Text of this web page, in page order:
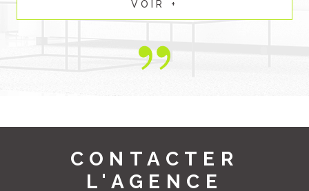
CONTACTER